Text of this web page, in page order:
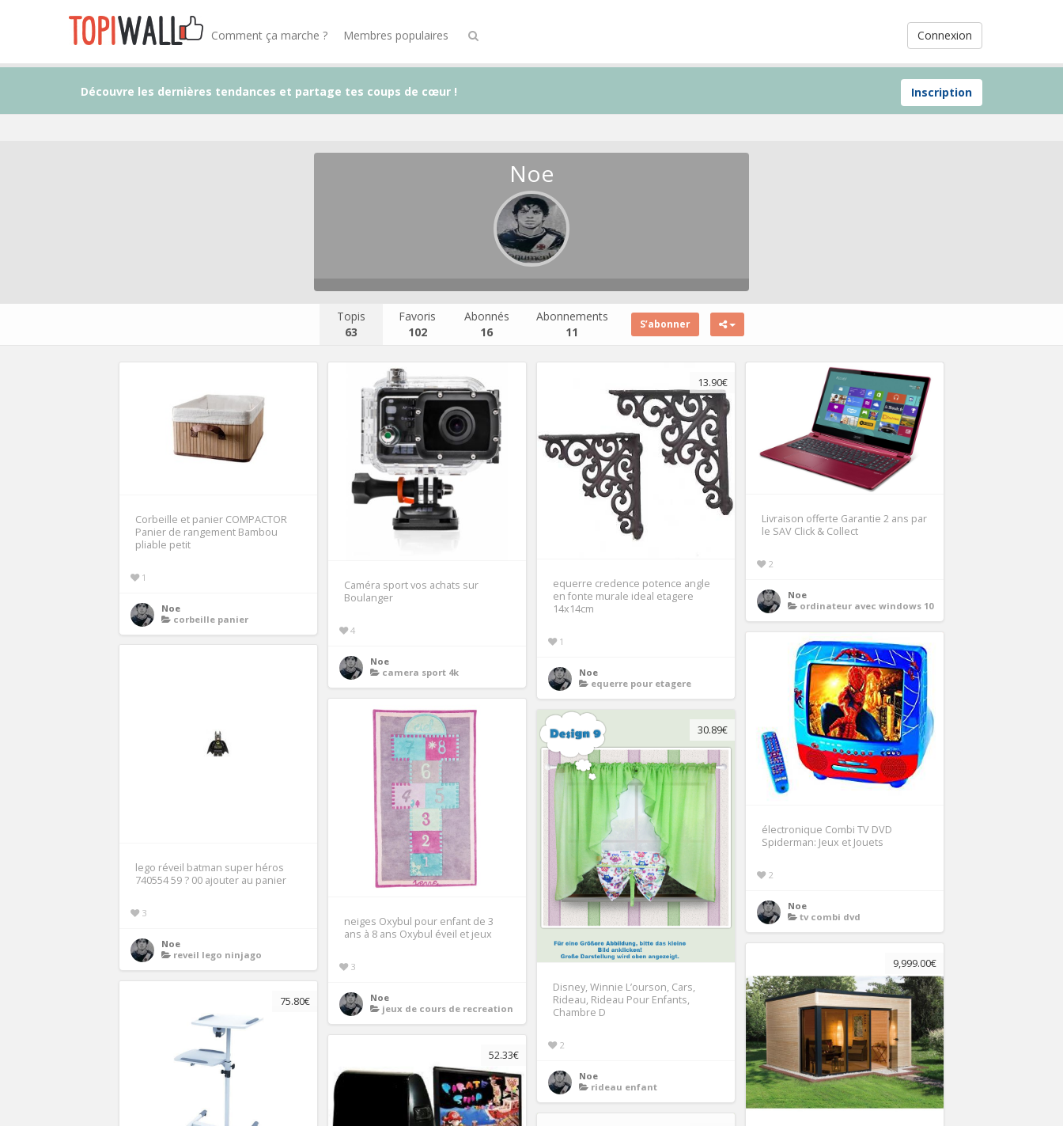
Connexion
Comment ça marche ? Membres populaires
Inscription
Découvre les dernières tendances et partage tes coups de cœur !
Noe
Topis
63
Favoris
102
Abonnés
16
Abonnements
11
S’abonner
Corbeille et panier COMPACTOR
Panier de rangement Bambou
pliable petit
1
Noe
corbeille panier
Caméra sport vos achats sur
Boulanger
4
Noe
camera sport 4k
13.90€
equerre credence potence angle
en fonte murale ideal etagere
14x14cm
1
Noe
equerre pour etagere
Livraison offerte Garantie 2 ans par
le SAV Click & Collect
2
Noe
ordinateur avec windows 10
électronique Combi TV DVD
Spiderman: Jeux et Jouets
2
Noe
tv combi dvd
lego réveil batman super héros
740554 59 ? 00 ajouter au panier
3
Noe
reveil lego ninjago
neiges Oxybul pour enfant de 3
ans à 8 ans Oxybul éveil et jeux
3
Noe
jeux de cours de recreation
30.89€
Disney, Winnie L’ourson, Cars,
Rideau, Rideau Pour Enfants,
Chambre D
2
Noe
rideau enfant
9,999.00€
75.80€
52.33€